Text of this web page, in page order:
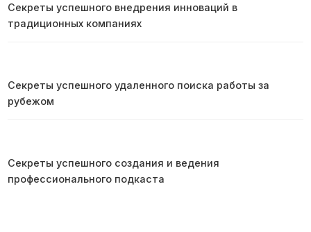
Секреты успешного внедрения инноваций в
традиционных компаниях
Секреты успешного удаленного поиска работы за
рубежом
Секреты успешного создания и ведения
профессионального подкаста